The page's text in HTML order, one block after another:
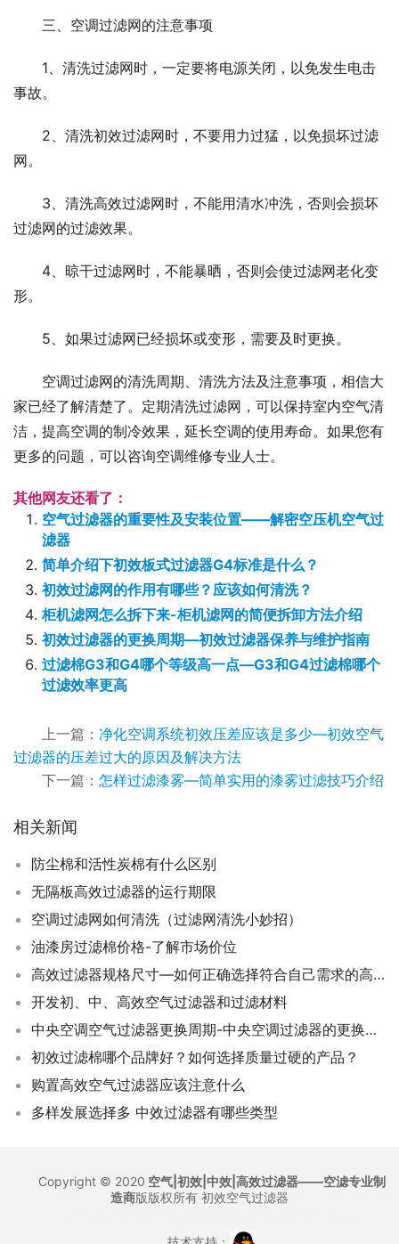
三、空调过滤网的注意事项
1、清洗过滤网时，一定要将电源关闭，以免发生电击
事故。
2、清洗初效过滤网时，不要用力过猛，以免损坏过滤
网。
3、清洗高效过滤网时，不能用清水冲洗，否则会损坏
过滤网的过滤效果。
4、晾干过滤网时，不能暴晒，否则会使过滤网老化变
形。
5、如果过滤网已经损坏或变形，需要及时更换。
空调过滤网的清洗周期、清洗方法及注意事项，相信大
家已经了解清楚了。定期清洗过滤网，可以保持室内空气清
洁，提高空调的制冷效果，延长空调的使用寿命。如果您有
更多的问题，可以咨询空调维修专业人士。
其他网友还看了：
空气过滤器的重要性及安装位置——解密空压机空气过
滤器
简单介绍下初效板式过滤器G4标准是什么？
初效过滤网的作用有哪些？应该如何清洗？
柜机滤网怎么拆下来-柜机滤网的简便拆卸方法介绍
初效过滤器的更换周期—初效过滤器保养与维护指南
过滤棉G3和G4哪个等级高一点—G3和G4过滤棉哪个
过滤效率更高
上一篇： 净化空调系统初效压差应该是多少—初效空气
过滤器的压差过大的原因及解决方法
下一篇： 怎样过滤漆雾—简单实用的漆雾过滤技巧介绍
相关新闻
防尘棉和活性炭棉有什么区别
无隔板高效过滤器的运行期限
空调过滤网如何清洗（过滤网清洗小妙招）
油漆房过滤棉价格-了解市场价位
高效过滤器规格尺寸—如何正确选择符合自己需求的高效过滤器规格尺寸？
开发初、中、高效空气过滤器和过滤材料
中央空调空气过滤器更换周期-中央空调过滤器的更换时间
初效过滤棉哪个品牌好？如何选择质量过硬的产品？
购置高效空气过滤器应该注意什么
多样发展选择多 中效过滤器有哪些类型
Copyright © 2020 空气|初效|中效|高效过滤器——空滤专业制
造商版版权所有 初效空气过滤器